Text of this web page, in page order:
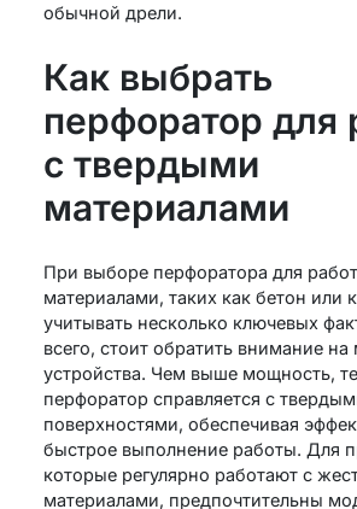
обычной дрели.
Как выбрать
перфоратор для
с твердыми
материалами
При выборе перфоратора для
материалами, таких как бетон или
учитывать несколько ключевых
всего, стоит обратить внимание
устройства. Чем выше мощность,
перфоратор справляется с
поверхностями, обеспечивая
быстрое выполнение работы. Для
которые регулярно работают с
материалами, предпочтительны